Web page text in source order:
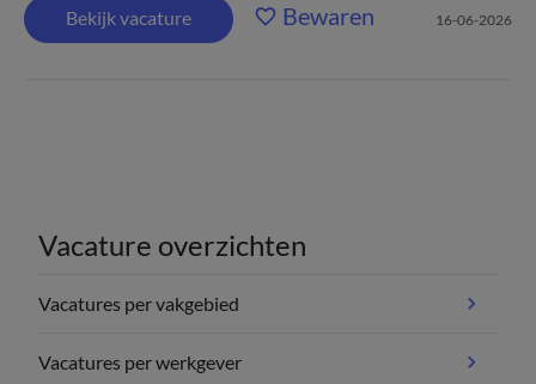
Bekijk vacature Bewaren 16-06-2026
Vacature overzichten
Vacatures per vakgebied
Vacatures per werkgever